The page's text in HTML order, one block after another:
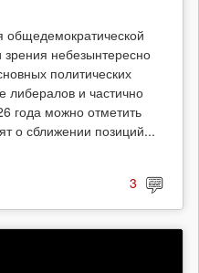
зрения небезынтересно
политических
либералов и частично
года можно отметить
о сближении позиций...
3